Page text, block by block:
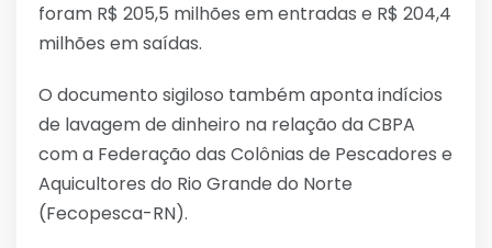
foram R$ 205,5 milhões em entradas e R$ 204,4
milhões em saídas.
O documento sigiloso também aponta indícios
de lavagem de dinheiro na relação da CBPA
com a Federação das Colônias de Pescadores e
Aquicultores do Rio Grande do Norte
(Fecopesca-RN).